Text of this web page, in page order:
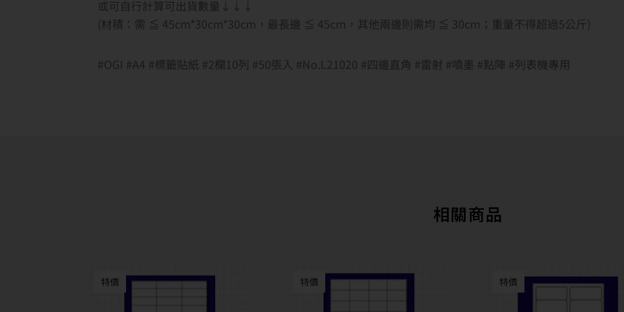
或可自行計算可出貨數量↓↓↓
(材積：需 ≦ 45cm*30cm*30cm，最長邊 ≦ 45cm，其他兩邊則需均 ≦ 30cm；重量不得超過5公斤)
#OGI #A4 #標籤貼紙 #2欄10列 #50張入 #No.L21020 #四邊直角 #雷射 #噴墨 #點陣 #列表機專用
相關商品
特價 特價 特價